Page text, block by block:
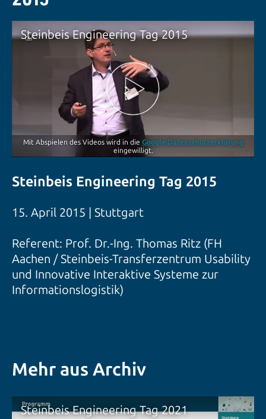
Steinbeis Engineering Tag 2015
Mit Abspielen des Videos wird in die Google Datenschutzerklärung
eingewilligt.
Steinbeis Engineering Tag 2015
15. April 2015 | Stuttgart
Referent: Prof. Dr.-Ing. Thomas Ritz (FH
Aachen / Steinbeis-Transferzentrum Usability
und Innovative Interaktive Systeme zur
Informationslogistik)
Mehr aus Archiv
Steinbeis Engineering Tag 2021